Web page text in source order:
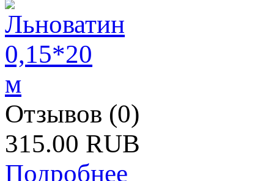
Отзывов (0)
315.00 RUB
Подробнее